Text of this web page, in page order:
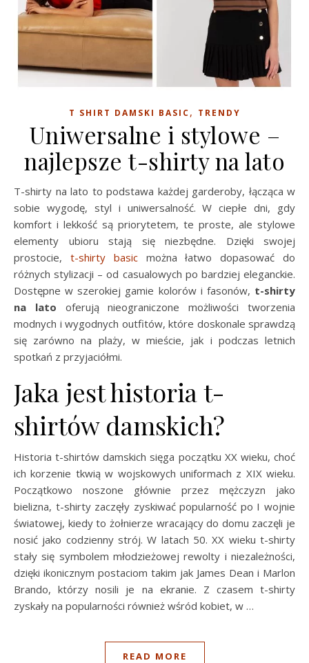
T SHIRT DAMSKI BASIC, TRENDY
Uniwersalne i stylowe –
najlepsze t-shirty na lato
T-shirty na lato to podstawa każdej garderoby, łącząca w
sobie wygodę, styl i uniwersalność. W ciepłe dni, gdy
komfort i lekkość są priorytetem, te proste, ale stylowe
elementy ubioru stają się niezbędne. Dzięki swojej
prostocie, t-shirty basicmożna łatwo dopasować do
różnych stylizacji – od casualowych po bardziej eleganckie.
Dostępne w szerokiej gamie kolorów i fasonów, t-shirty
na lato oferują nieograniczone możliwości tworzenia
modnych i wygodnych outfitów, które doskonale sprawdzą
się zarówno na plaży, w mieście, jak i podczas letnich
spotkań z przyjaciółmi.
Jaka jest historia t-
shirtów damskich?
Historia t-shirtów damskich sięga początku XX wieku, choć
ich korzenie tkwią w wojskowych uniformach z XIX wieku.
Początkowo noszone głównie przez mężczyzn jako
bielizna, t-shirty zaczęły zyskiwać popularność po I wojnie
światowej, kiedy to żołnierze wracający do domu zaczęli je
nosić jako codzienny strój. W latach 50. XX wieku t-shirty
stały się symbolem młodzieżowej rewolty i niezależności,
dzięki ikonicznym postaciom takim jak James Dean i Marlon
Brando, którzy nosili je na ekranie. Z czasem t-shirty
zyskały na popularności również wśród kobiet, w …
READ MORE